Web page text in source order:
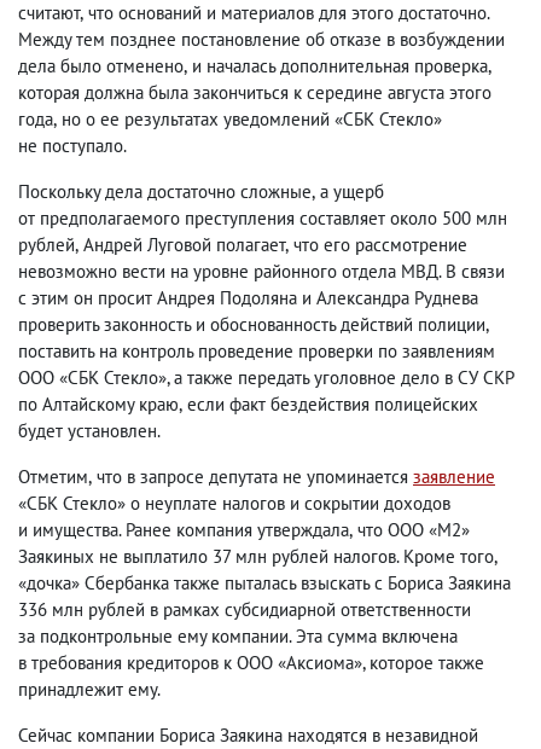
считают, что оснований и материалов для этого достаточно.
Между тем позднее постановление об отказе в возбуждении
дела было отменено, и началась дополнительная проверка,
которая должна была закончиться к середине августа этого
года, но о ее результатах уведомлений «СБК Стекло»
не поступало.
Поскольку дела достаточно сложные, а ущерб
от предполагаемого преступления составляет около 500 млн
рублей, Андрей Луговой полагает, что его рассмотрение
невозможно вести на уровне районного отдела МВД. В связи
с этим он просит Андрея Подоляна и Александра Руднева
проверить законность и обоснованность действий полиции,
поставить на контроль проведение проверки по заявлениям
ООО «СБК Стекло», а также передать уголовное дело в СУ СКР
по Алтайскому краю, если факт бездействия полицейских
будет установлен.
Отметим, что в запросе депутата не упоминается заявление
«СБК Стекло» о неуплате налогов и сокрытии доходов
и имущества. Ранее компания утверждала, что ООО «М2»
Заякиных не выплатило 37 млн рублей налогов. Кроме того,
«дочка» Сбербанка также пыталась взыскать с Бориса Заякина
336 млн рублей в рамках субсидиарной ответственности
за подконтрольные ему компании. Эта сумма включена
в требования кредиторов к ООО «Аксиома», которое также
принадлежит ему.
Сейчас компании Бориса Заякина находятся в незавидной